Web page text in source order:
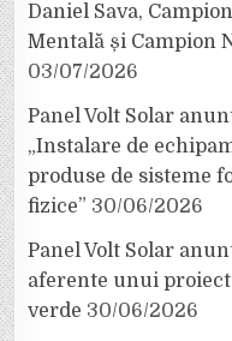
Daniel Sava,
Mentală și Campion
03/07/2026
Panel Volt Solar
„Instalare de
produse de sisteme
fizice” 30/06/2026
Panel Volt Solar
aferente unui
verde 30/06/2026